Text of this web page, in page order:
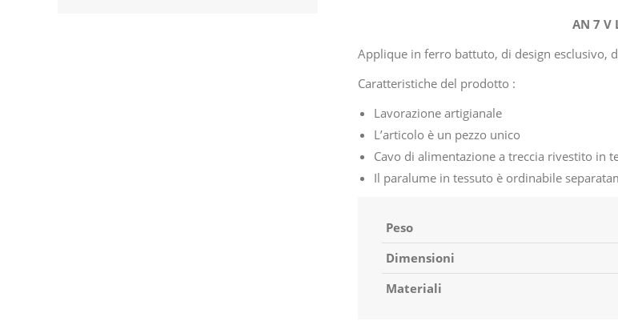
AN 7
Applique in ferro battuto, di design esclusivo,
Caratteristiche del prodotto :
Lavorazione artigianale
L’articolo è un pezzo unico
Cavo di alimentazione a treccia rivestito in
Il paralume in tessuto è ordinabile
Peso
Dimensioni
Materiali